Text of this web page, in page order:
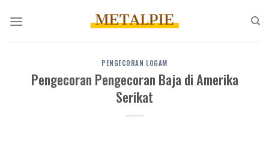
PENGECORAN LOGAM
Pengecoran Pengecoran Baja di Amerika
Serikat